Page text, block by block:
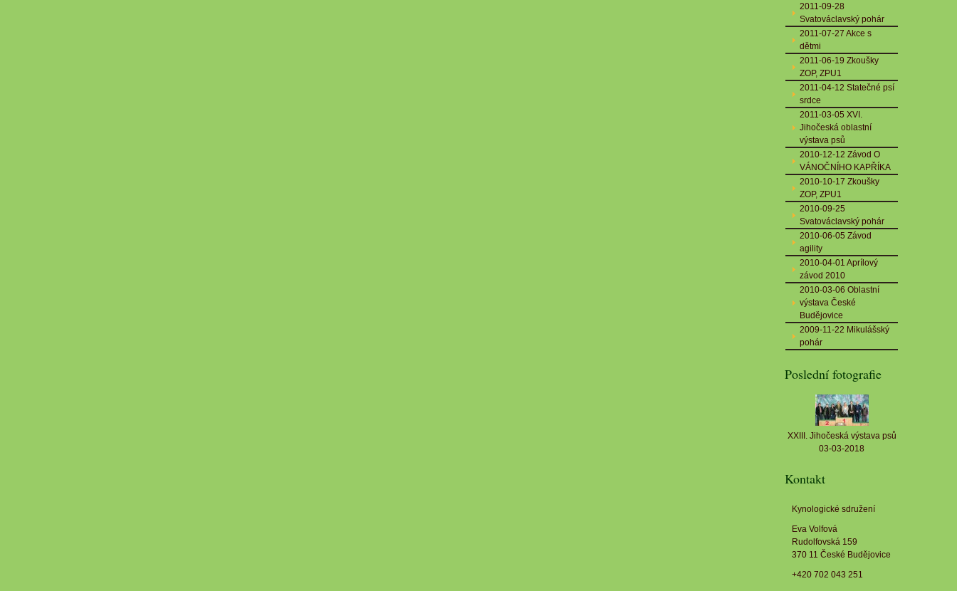
2011-09-28
Svatováclavský pohár
2011-07-27 Akce s
dětmi
2011-06-19 Zkoušky
ZOP, ZPU1
2011-04-12 Statečné psí
srdce
2011-03-05 XVI.
Jihočeská oblastní
výstava psů
2010-12-12 Závod O
VÁNOČNÍHO KAPŘÍKA
2010-10-17 Zkoušky
ZOP, ZPU1
2010-09-25
Svatováclavský pohár
2010-06-05 Závod
agility
2010-04-01 Aprílový
závod 2010
2010-03-06 Oblastní
výstava České
Budějovice
2009-11-22 Mikulášský
pohár
Poslední fotografie
XXIII. Jihočeská výstava psů
03-03-2018
Kontakt
Kynologické sdružení
Eva Volfová
Rudolfovská 159
370 11 České Budějovice
+420 702 043 251